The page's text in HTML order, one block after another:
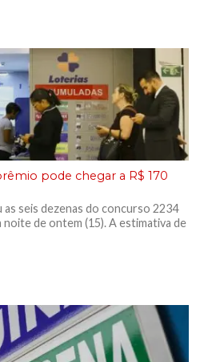
pode chegar a R$ 170
seis dezenas do concurso 2234
noite de ontem (15). A estimativa de